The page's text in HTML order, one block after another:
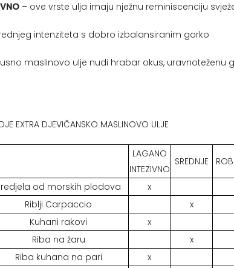
– ove vrste ulja imaju nježnu reminiscenciju
intenziteta s dobro izbalansiranim gorko
maslinovo ulje nudi hrabar okus, uravnoteženu
EXTRA DJEVIČANSKO MASLINOVO ULJE
LAGANO
INTEZIVNO
SREDNJE
od morskih plodova
x
Riblji Carpaccio
x
Kuhani rakovi
x
Riba na žaru
x
Riba kuhana na pari
x